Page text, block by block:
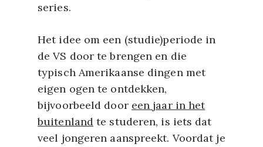
series.
Het idee om een (studie)periode in
de VS door te brengen en die
typisch Amerikaanse dingen met
eigen ogen te ontdekken,
bijvoorbeeld door een jaar in het
buitenland te studeren, is iets dat
veel jongeren aanspreekt. Voordat je